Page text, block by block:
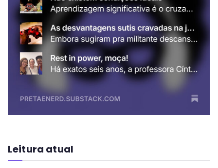
Leitura atual